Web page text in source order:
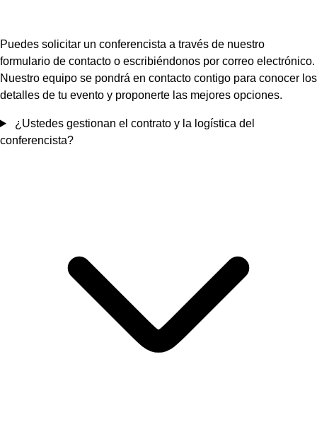
Puedes solicitar un conferencista a través de nuestro
formulario de contacto o escribiéndonos por correo electrónico.
Nuestro equipo se pondrá en contacto contigo para conocer los
detalles de tu evento y proponerte las mejores opciones.
¿Ustedes gestionan el contrato y la logística del
conferencista?